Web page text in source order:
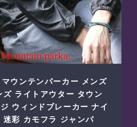
ウンテンパーカー メンズ
ズ ライトアウター タウン
ウィンドブレーカー ナイ
迷彩 カモフラ ジャンパ